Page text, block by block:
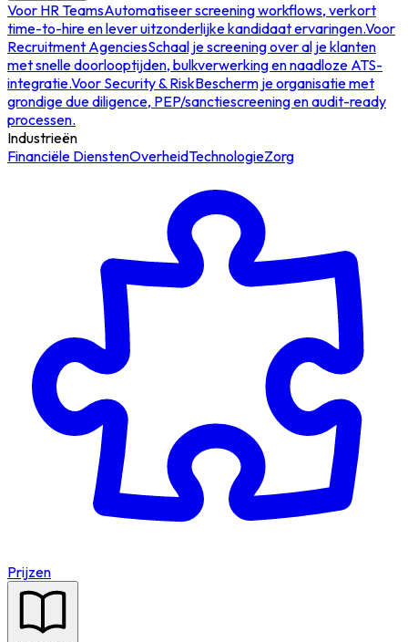
Voor HR TeamsAutomatiseer screening workflows, verkort
time-to-hire en lever uitzonderlijke kandidaat ervaringen.Voor
Recruitment AgenciesSchaal je screening over al je klanten
met snelle doorlooptijden, bulkverwerking en naadloze ATS-
integratie.Voor Security & RiskBescherm je organisatie met
grondige due diligence, PEP/sanctiescreening en audit-ready
processen.
Industrieën
Financiële DienstenOverheidTechnologieZorg
Prijzen